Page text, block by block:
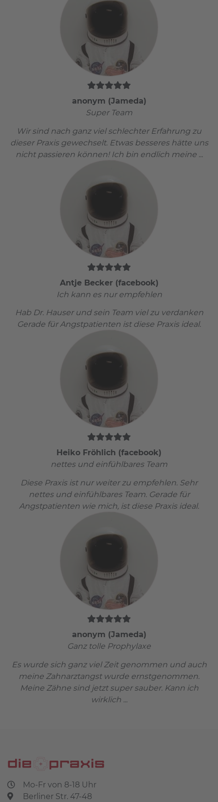
anonym (Jameda)
Super Team
Wir sind nach ganz viel schlechter Erfahrung zu
dieser Praxis gewechselt. Etwas besseres hätte uns
nicht passieren können! Ich bin endlich meine ...
Antje Becker (facebook)
Ich kann es nur empfehlen
Hab Dr. Hauser und sein Team viel zu verdanken
Gerade für Angstpatienten ist diese Praxis ideal.
Heiko Fröhlich (facebook)
nettes und einfühlbares Team
Diese Praxis ist nur weiter zu empfehlen. Sehr
nettes und einfühlbares Team. Gerade für
Angstpatienten wie mich, ist diese Praxis ideal.
anonym (Jameda)
Ganz tolle Prophylaxe
Es wurde sich ganz viel Zeit genommen und auch
meine Zahnarztangst wurde ernstgenommen.
Meine Zähne sind jetzt super sauber. Kann ich
wirklich ...
Mo-Fr von 8-18 Uhr
Berliner Str. 47-48